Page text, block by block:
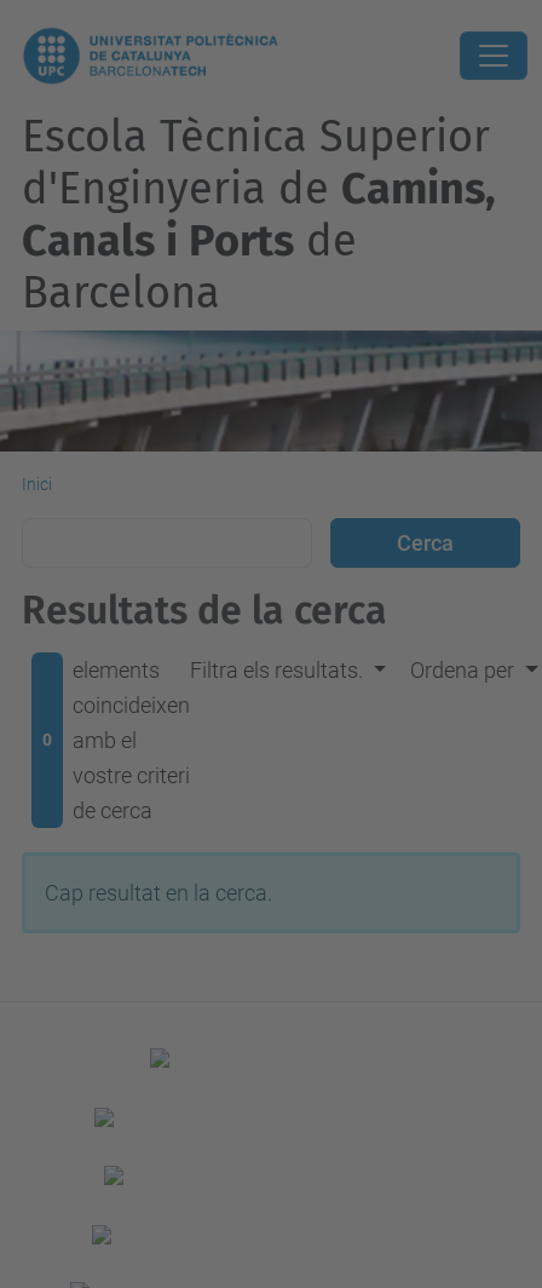
Escola Tècnica Superior
d'Enginyeria de Camins,
Canals i Ports de
Barcelona
Inici
Resultats de la cerca
0
elements
coincideixen
amb el
vostre criteri
de cerca
Filtra els resultats. Ordena per
Cap resultat en la cerca.